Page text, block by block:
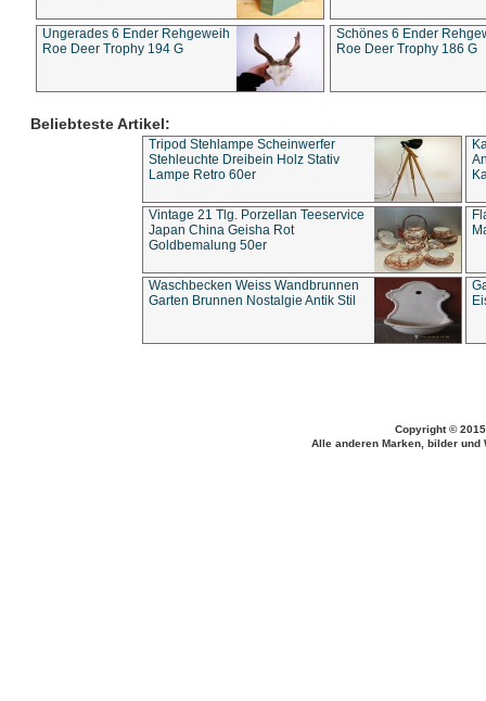
Ungerades 6 Ender Rehgeweih
Roe Deer Trophy 194 G
Schönes 6 Ender
Roe Deer Trophy 186 G
Beliebteste Artikel:
Tripod Stehlampe Scheinwerfer
Stehleuchte Dreibein Holz Stativ
Lampe Retro 60er
Vintage 21 Tlg. Porzellan Teeservice
Japan China Geisha Rot
Goldbemalung 50er
Waschbecken Weiss Wandbrunnen
Garten Brunnen Nostalgie Antik Stil
Copyright ©
Alle anderen Marken, bilder und